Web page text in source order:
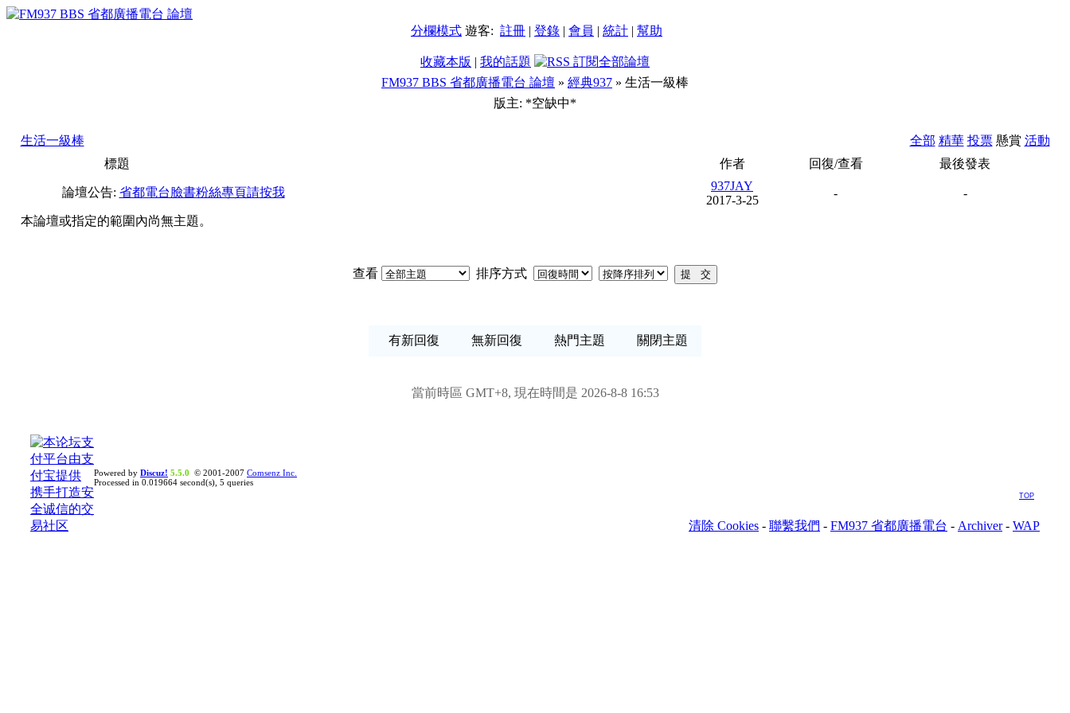
分欄模式 遊客: 註冊 | 登錄 | 會員 | 統計 | 幫助
收藏本版 | 我的話題
FM937 BBS 省都廣播電台 論壇 » 經典937 » 生活一級棒
版主: *空缺中*
生活一級棒 全部 精華 投票 懸賞 活動
標題
作者 回復/查看 最後發表
論壇公告: 省都電台臉書粉絲專頁請按我
937JAY
2017-3-25
- -
本論壇或指定的範圍內尚無主題。
查看 排序方式
有新回復 無新回復 熱門主題 關閉主題
當前時區 GMT+8, 現在時間是 2026-8-8 16:53
Powered by Discuz! 5.5.0 © 2001-2007 Comsenz Inc.
Processed in 0.019664 second(s), 5 queries
TOP
清除 Cookies - 聯繫我們 - FM937 省都廣播電台 - Archiver- WAP